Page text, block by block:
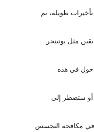
ذلك، بعد تأخيرات طويلة، تم
مثل بوتينجر.
في هذه
لبضائعك أو ستضطر إلى
في مكافحة التجسس